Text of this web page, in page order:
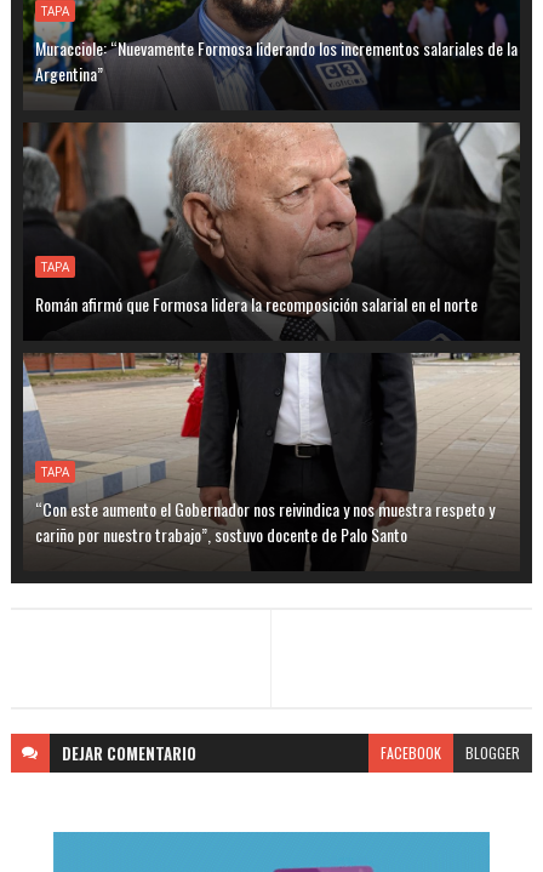
TAPA
Muracciole: “Nuevamente Formosa liderando los incrementos salariales de la
Argentina”
TAPA
Román afirmó que Formosa lidera la recomposición salarial en el norte
TAPA
“Con este aumento el Gobernador nos reivindica y nos muestra respeto y
cariño por nuestro trabajo”, sostuvo docente de Palo Santo
DEJAR COMENTARIO FACEBOOK BLOGGER